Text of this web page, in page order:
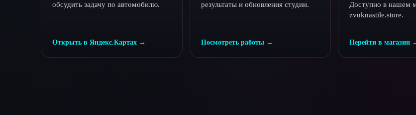
обсудить задачу по автомобилю.
Открыть в Яндекс.Картах →
результаты и обновления студии.
Посмотреть работы →
Доступно в нашем
zvuknastile.store.
Перейти в магазин